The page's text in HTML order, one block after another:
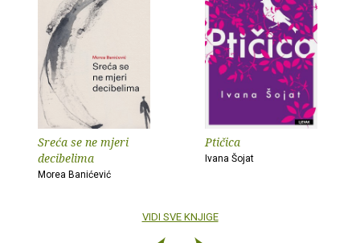
Sreća se ne mjeri
decibelima
Morea Banićević
Ptičica
Ivana Šojat
VIDI SVE KNJIGE